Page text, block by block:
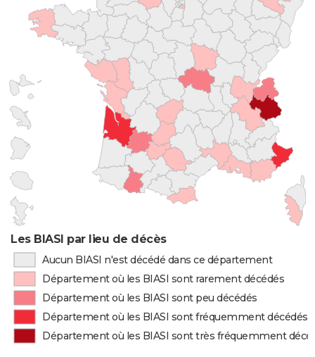
Les BIASI par lieu de décès
Aucun BIASI n'est décédé dans ce département
Département où les BIASI sont rarement décédés
Département où les BIASI sont peu décédés
Département où les BIASI sont fréquemment décédés
Département où les BIASI sont très fréquemment